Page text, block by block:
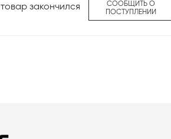
товар закончился
СООБЩИТЬ О
ПОСТУПЛЕНИИ